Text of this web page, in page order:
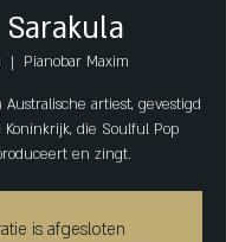
Sarakula
  |
Pianobar Maxim
Australische artiest, gevestigd
die Soulful Pop
en zingt.
is afgesloten